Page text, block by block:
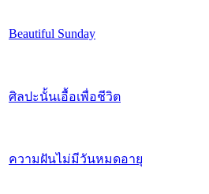
Beautiful Sunday
ศิลปะนั้นเอื้อเพื่อชีวิต
ความฝันไม่มีวันหมดอายุ